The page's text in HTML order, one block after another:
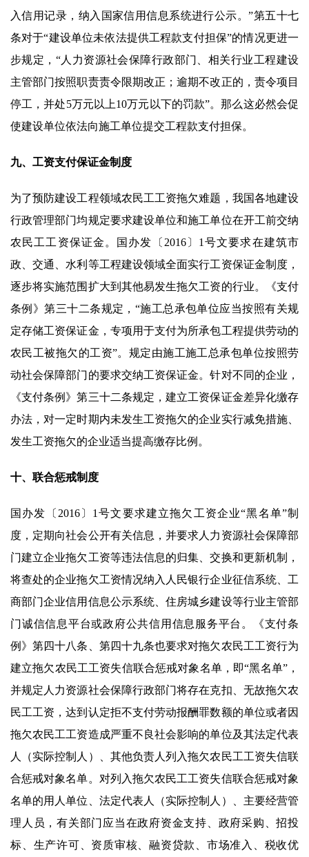
入信用记录，纳入国家信用信息系统进行公示。”第五十七
条对于“建设单位未依法提供工程款支付担保”的情况更进一
步规定，“人力资源社会保障行政部门、相关行业工程建设
主管部门按照职责责令限期改正；逾期不改正的，责令项目
停工，并处5万元以上10万元以下的罚款”。那么这必然会促
使建设单位依法向施工单位提交工程款支付担保。
九、工资支付保证金制度
为了预防建设工程领域农民工工资拖欠难题，我国各地建设
行政管理部门均规定要求建设单位和施工单位在开工前交纳
农民工工资保证金。国办发〔2016〕1号文要求在建筑市
政、交通、水利等工程建设领域全面实行工资保证金制度，
逐步将实施范围扩大到其他易发生拖欠工资的行业。《支付
条例》第三十二条规定，“施工总承包单位应当按照有关规
定存储工资保证金，专项用于支付为所承包工程提供劳动的
农民工被拖欠的工资”。规定由施工施工总承包单位按照劳
动社会保障部门的要求交纳工资保证金。针对不同的企业，
《支付条例》第三十二条规定，建立工资保证金差异化缴存
办法，对一定时期内未发生工资拖欠的企业实行减免措施、
发生工资拖欠的企业适当提高缴存比例。
十、联合惩戒制度
国办发〔2016〕1号文要求建立拖欠工资企业“黑名单”制
度，定期向社会公开有关信息，并要求人力资源社会保障部
门建立企业拖欠工资等违法信息的归集、交换和更新机制，
将查处的企业拖欠工资情况纳入人民银行企业征信系统、工
商部门企业信用信息公示系统、住房城乡建设等行业主管部
门诚信信息平台或政府公共信用信息服务平台。《支付条
例》第四十八条、第四十九条也要求对拖欠农民工工资行为
建立拖欠农民工工资失信联合惩戒对象名单，即“黑名单”，
并规定人力资源社会保障行政部门将存在克扣、无故拖欠农
民工工资，达到认定拒不支付劳动报酬罪数额的单位或者因
拖欠农民工工资造成严重不良社会影响的单位及其法定代表
人（实际控制人）、其他负责人列入拖欠农民工工资失信联
合惩戒对象名单。对列入拖欠农民工工资失信联合惩戒对象
名单的用人单位、法定代表人（实际控制人）、主要经营管
理人员，有关部门应当在政府资金支持、政府采购、招投
标、生产许可、资质审核、融资贷款、市场准入、税收优